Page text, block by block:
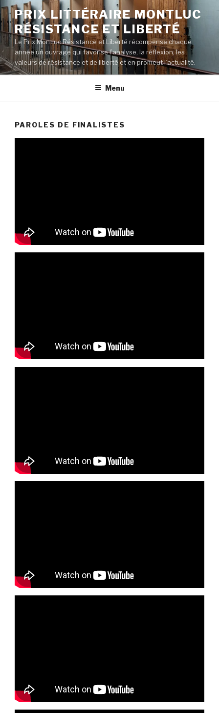
Aller
au
contenu
principal
PRIX LITTÉRAIRE MONTLUC
RÉSISTANCE ET LIBERTÉ
Le Prix Montluc Résistance et Liberté récompense chaque
année un ouvrage qui favorise l’analyse, la réflexion, les
valeurs de résistance et de liberté et en promeut l’actualité.
Menu
PAROLES DE FINALISTES